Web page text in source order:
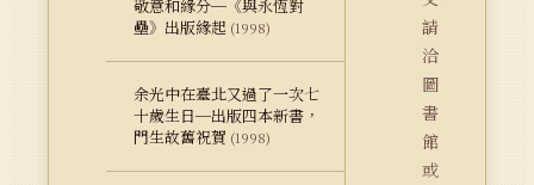
敬意和緣分─《與永恆對
壘》出版緣起 (1998)
余光中在臺北又過了一次七
十歲生日─出版四本新書，
門生故舊祝賀 (1998)
請
洽
圖
書
館
或